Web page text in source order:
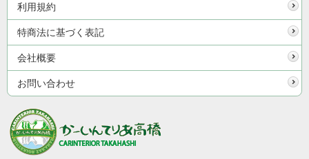
利用規約
特商法に基づく表記
会社概要
お問い合わせ